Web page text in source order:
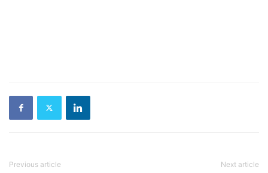
Previous article Next article